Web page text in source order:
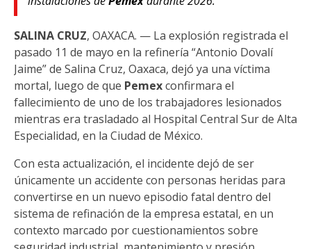
SALINA CRUZ, OAXACA. — La explosión registrada el
pasado 11 de mayo en la refinería “Antonio Dovalí
Jaime” de Salina Cruz, Oaxaca, dejó ya una víctima
mortal, luego de que Pemexconfirmara el
fallecimiento de uno de los trabajadores lesionados
mientras era trasladado al Hospital Central Sur de Alta
Especialidad, en la Ciudad de México.
Con esta actualización, el incidente dejó de ser
únicamente un accidente con personas heridas para
convertirse en un nuevo episodio fatal dentro del
sistema de refinación de la empresa estatal, en un
contexto marcado por cuestionamientos sobre